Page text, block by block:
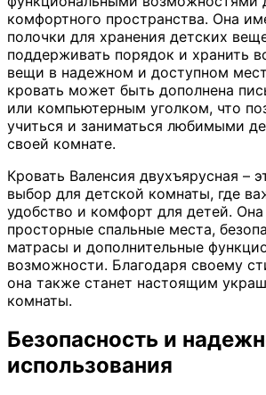
комфортного пространства. Она
полочки для хранения детских
поддерживать порядок и хранить
вещи в надежном и доступном
кровать может быть дополнена
или компьютерным уголком, что
учиться и заниматься любимыми
своей комнате.
Кровать Валенсия двухъярусная –
выбор для детской комнаты, где
удобство и комфорт для детей. Она
просторные спальные места,
матрасы и дополнительные
возможности. Благодаря своему
она также станет настоящим
комнаты.
Безопасность и
использования